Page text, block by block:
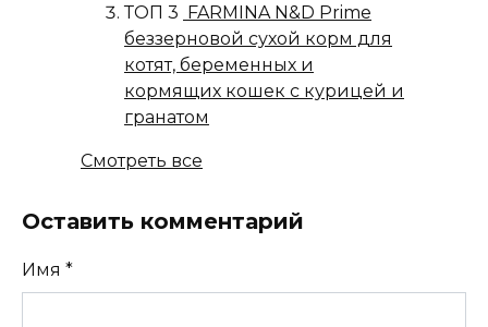
ТОП 3 FARMINA N&D Prime
беззерновой сухой корм для
котят, беременных и
кормящих кошек с курицей и
гранатом
Смотреть все
Оставить комментарий
Имя *